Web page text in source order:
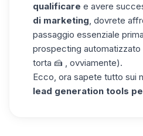
qualificare e avere
di marketing, dovrete
passaggio essenziale
prospecting automatizzato
torta 🍰 , ovviamente).
Ecco, ora sapete tutto sui
lead generation tools